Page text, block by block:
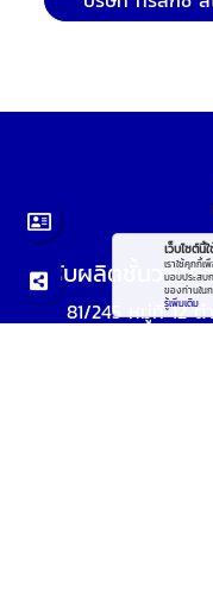
รับผลิตชั้นวาง
81/245 หมู่ที่ 12 ต
เว็บไซต์นี้
เราใช้คุกกี้เ
มอบประสบ
ของท่านในก
รู้เพิ่มเติม